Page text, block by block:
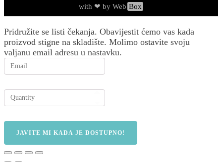
with ❤ by Web Box
Pridružite se listi čekanja. Obavijestit ćemo vas kada
proizvod stigne na skladište. Molimo ostavite svoju
valjanu email adresu u nastavku.
JAVITE MI KADA JE DOSTUPNO!